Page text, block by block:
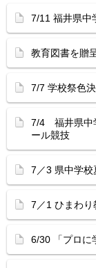
7/11 福井県
教育図書を贈
7/7 学校祭色
7/4 福井県中
ール競技
7／3 県中学
7／1 ひまわり
6/30 「プロに